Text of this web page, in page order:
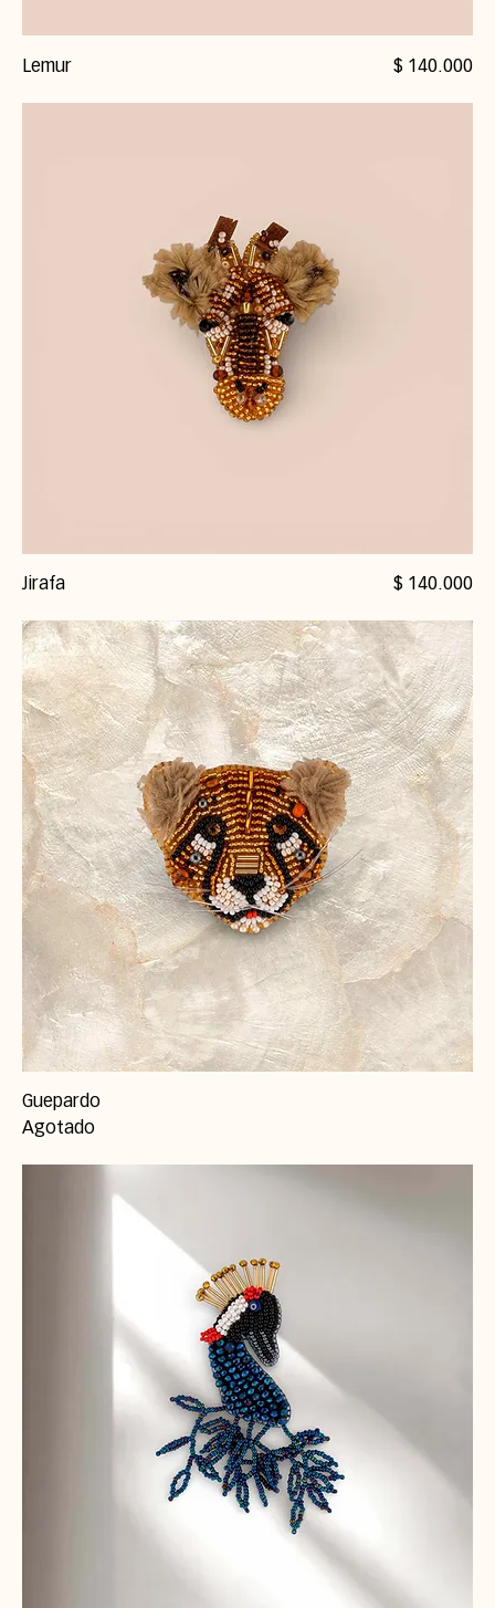
Lemur Precio
$ 140.000
Jirafa Precio
$ 140.000
Guepardo
Agotado